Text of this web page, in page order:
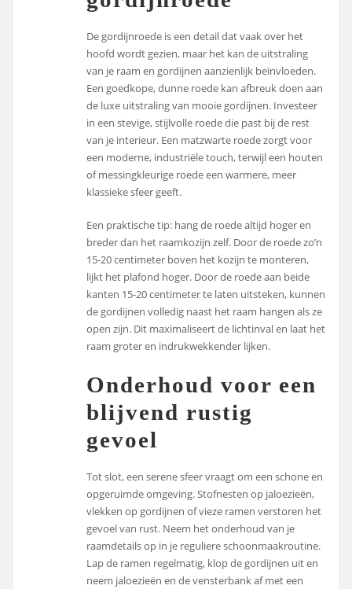
De gordijnroede is een detail dat vaak over het
hoofd wordt gezien, maar het kan de uitstraling
van je raam en gordijnen aanzienlijk beïnvloeden.
Een goedkope, dunne roede kan afbreuk doen aan
de luxe uitstraling van mooie gordijnen. Investeer
in een stevige, stijlvolle roede die past bij de rest
van je interieur. Een matzwarte roede zorgt voor
een moderne, industriële touch, terwijl een houten
of messingkleurige roede een warmere, meer
klassieke sfeer geeft.
Een praktische tip: hang de roede altijd hoger en
breder dan het raamkozijn zelf. Door de roede zo’n
15-20 centimeter boven het kozijn te monteren,
lijkt het plafond hoger. Door de roede aan beide
kanten 15-20 centimeter te laten uitsteken, kunnen
de gordijnen volledig naast het raam hangen als ze
open zijn. Dit maximaliseert de lichtinval en laat het
raam groter en indrukwekkender lijken.
Onderhoud voor een
blijvend rustig
gevoel
Tot slot, een serene sfeer vraagt om een schone en
opgeruimde omgeving. Stofnesten op jaloezieën,
vlekken op gordijnen of vieze ramen verstoren het
gevoel van rust. Neem het onderhoud van je
raamdetails op in je reguliere schoonmaakroutine.
Lap de ramen regelmatig, klop de gordijnen uit en
neem jaloezieën en de vensterbank af met een